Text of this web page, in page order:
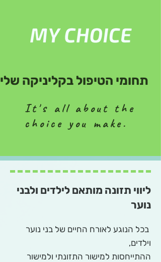
תחומי הטיפול בקליניקה שלי
It's all about the
choice you make.
ליווי תזונה מותאם לילדים ולבני
נוער
בכל הנוגע לאורח החיים של בני נוער
וילדים,
ההתייחסות למישור התזונתי ולמישור